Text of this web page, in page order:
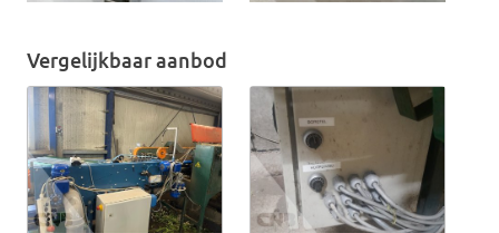
Vergelijkbaar aanbod